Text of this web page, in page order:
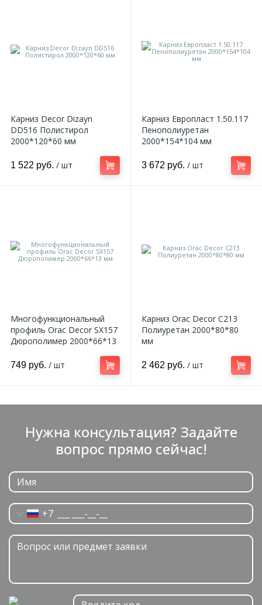
Карниз Decor Dizayn
DD516 Полистирол
2000*120*60 мм
1 522 руб. / шт
Карниз Европласт 1.50.117
Пенополиуретан
2000*154*104 мм
3 672 руб. / шт
Многофункциональный
профиль Orac Decor SX157
Дюрополимер 2000*66*13
749 руб. / шт
Карниз Orac Decor C213
Полиуретан 2000*80*80
мм
2 462 руб. / шт
Нужна консультация? Задайте
вопрос прямо сейчас!
+7